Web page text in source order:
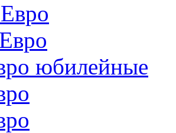
юбилейные